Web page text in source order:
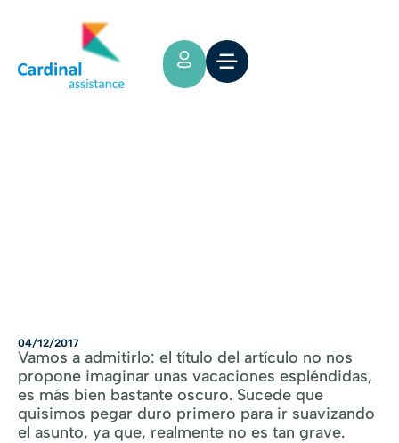
04/12/2017
Vamos a admitirlo: el título del artículo no nos
propone imaginar unas vacaciones espléndidas,
es más bien bastante oscuro. Sucede que
quisimos pegar duro primero para ir suavizando
el asunto, ya que, realmente no es tan grave.